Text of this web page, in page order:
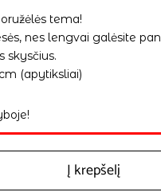
tema!
nes lengvai galėsite
skysčius.
(apytiksliai)
Į krepšelį